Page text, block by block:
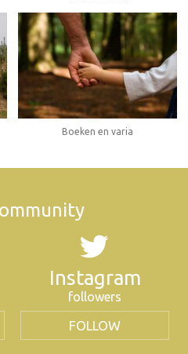
Boeken en varia
Instagram
followers
FOLLOW